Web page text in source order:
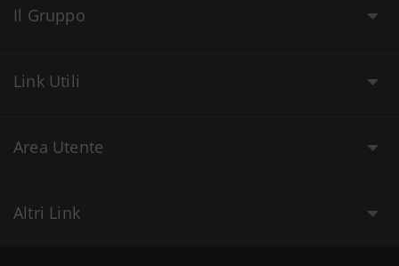
Il Gruppo
Link Utili
Area Utente
Altri Link